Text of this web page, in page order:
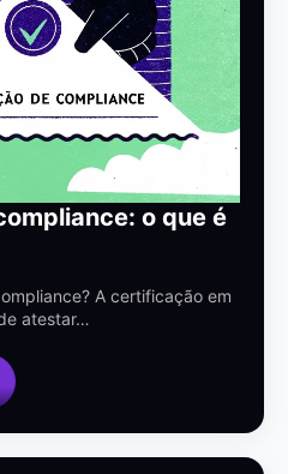
o que é
A certificação em
atestar…